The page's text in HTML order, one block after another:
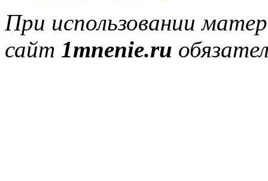
При использовании
сайт 1mnenie.ru